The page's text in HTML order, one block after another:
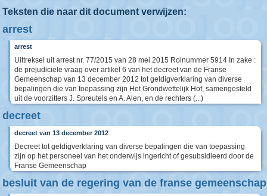
Teksten die naar dit document verwijzen:
arrest
arrest
Uittreksel uit arrest nr. 77/2015 van 28 mei 2015 Rolnummer 5914 In zake :
de prejudiciële vraag over artikel 6 van het decreet van de Franse
Gemeenschap van 13 december 2012 tot geldigverklaring van diverse
bepalingen die van toepassing zijn Het Grondwettelijk Hof, samengesteld
uit de voorzitters J. Spreutels en A. Alen, en de rechters (...)
decreet
decreet van 13 december 2012
Decreet tot geldigverklaring van diverse bepalingen die van toepassing
zijn op het personeel van het onderwijs ingericht of gesubsidieerd door de
Franse Gemeenschap
besluit van de regering van de franse gemeenschap